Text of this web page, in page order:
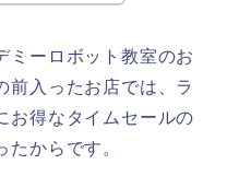
ミーロボット教室のお
前入ったお店では、ラ
お得なタイムセールの
からです。